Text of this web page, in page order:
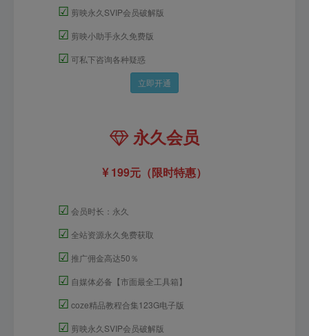
☑ 剪映永久SVIP会员破解版
☑ 剪映小助手永久免费版
☑ 可私下咨询各种疑惑
立即开通
永久会员
199元（限时特惠）
☑ 会员时长：永久
☑ 全站资源永久免费获取
☑ 推广佣金高达50％
☑ 自媒体必备【市面最全工具箱】
☑ coze精品教程合集123G电子版
☑ 剪映永久SVIP会员破解版